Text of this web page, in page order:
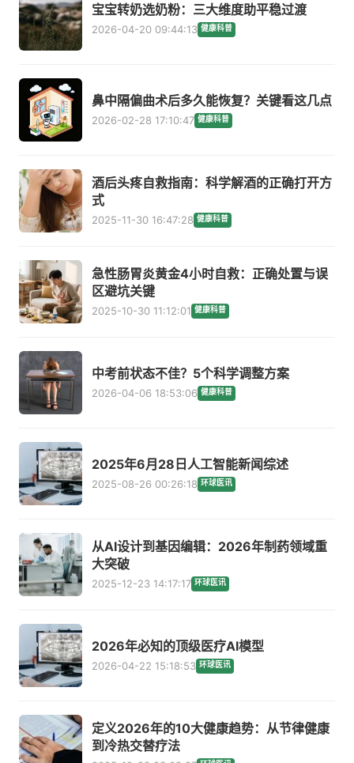
宝宝转奶选奶粉：三大维度助平稳过渡
2026-04-20 09:44:13 健康科普
鼻中隔偏曲术后多久能恢复？关键看这几点
2026-02-28 17:10:47 健康科普
酒后头疼自救指南：科学解酒的正确打开方
式
2025-11-30 16:47:28 健康科普
急性肠胃炎黄金4小时自救：正确处置与误
区避坑关键
2025-10-30 11:12:01 健康科普
中考前状态不佳？5个科学调整方案
2026-04-06 18:53:06 健康科普
2025年6月28日人工智能新闻综述
2025-08-26 00:26:18 环球医讯
从AI设计到基因编辑：2026年制药领域重
大突破
2025-12-23 14:17:17 环球医讯
2026年必知的顶级医疗AI模型
2026-04-22 15:18:53 环球医讯
定义2026年的10大健康趋势：从节律健康
到冷热交替疗法